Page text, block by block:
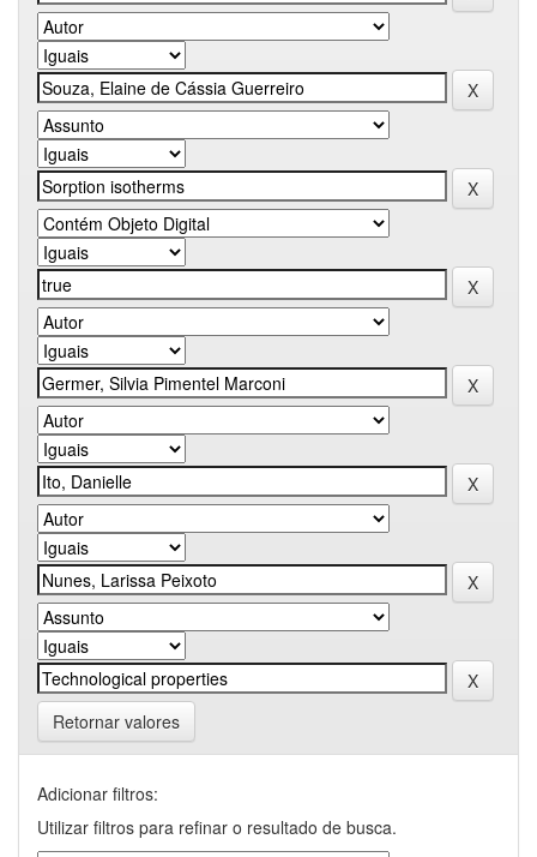
Retornar valores
Adicionar filtros:
Utilizar filtros para refinar o resultado de busca.